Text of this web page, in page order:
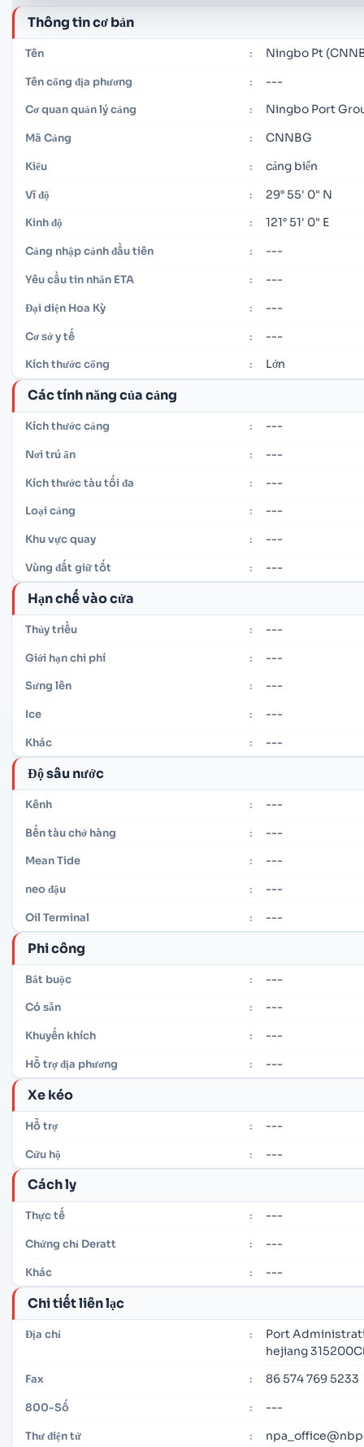
Thông tin cơ bản
Tên : Ningbo Pt
Tên cổng địa phương : ---
Cơ quan quản lý cảng : Ningbo Port
Mã Cảng : CNNBG
Kiểu : cảng biển
Vĩ độ : 29° 55' 0" N
Kinh độ : 121° 51' 0" E
Cảng nhập cảnh đầu tiên : ---
Yêu cầu tin nhắn ETA : ---
Đại diện Hoa Kỳ : ---
Cơ sở y tế : ---
Kích thước cổng : Lớn
Các tính năng của cảng
Kích thước cảng : ---
Nơi trú ẩn : ---
Kích thước tàu tối đa : ---
Loại cảng : ---
Khu vực quay : ---
Vùng đất giữ tốt : ---
Hạn chế vào cửa
Thủy triều : ---
Giới hạn chi phí : ---
Sưng lên : ---
Ice : ---
Khác : ---
Độ sâu nước
Kênh : ---
Bến tàu chở hàng : ---
Mean Tide : ---
neo đậu : ---
Oil Terminal : ---
Phi công
Bắt buộc : ---
Có sẵn : ---
Khuyến khích : ---
Hỗ trợ địa phương : ---
Xe kéo
Hỗ trợ : ---
Cứu hộ : ---
Cách ly
Thực tế : ---
Chứng chỉ Deratt : ---
Khác : ---
Chi tiết liên lạc
Địa chỉ :
Port
hejiang
Fax : 86 574 769 5233
800-Số : ---
Thư điện tử :